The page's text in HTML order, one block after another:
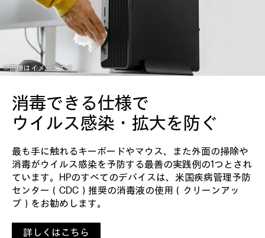
※画像はイメージです
消毒できる仕様で
ウイルス感染・拡大を防ぐ
最も手に触れるキーボードやマウス、また外面の掃除や
消毒がウイルス感染を予防する最善の実践例の1つとされ
ています。HPのすべてのデバイスは、米国疾病管理予防
センター（CDC）推奨の消毒液の使用（クリーンアッ
プ）をお勧めします。
詳しくはこちら